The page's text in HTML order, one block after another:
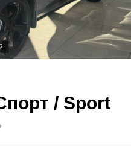
/ Sport